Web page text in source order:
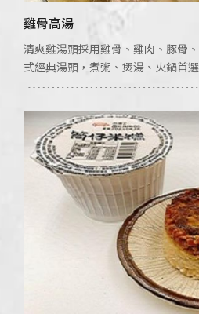
雞骨高湯
清爽雞湯頭採用雞骨、雞肉、豚骨
式經典湯頭，煮粥、煲湯、火鍋首選